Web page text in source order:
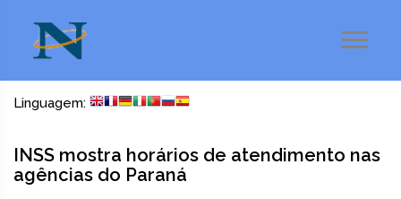
Linguagem:
INSS mostra horários de atendimento nas
agências do Paraná